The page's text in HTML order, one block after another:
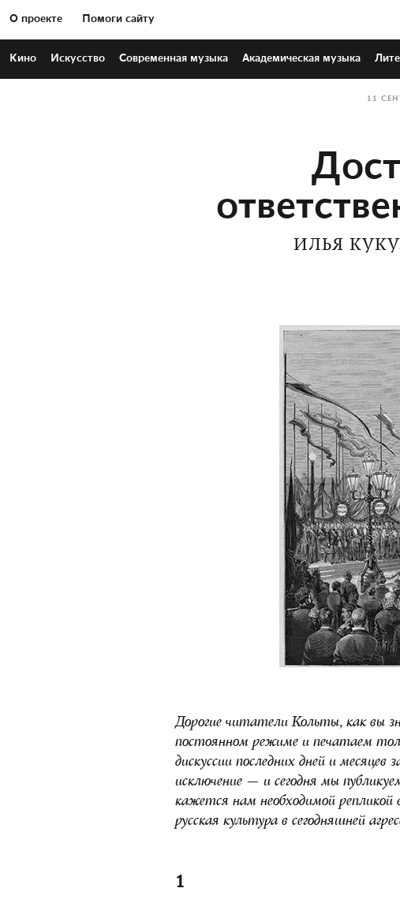
О проекте Помоги сайту
Кино Искусство Современная музыка Академическая музыка
11
ИЛЬЯ
Дорогие читатели Кольты, как вы
постоянном режиме и печатаем
дискуссии последних дней и
исключение — и сегодня мы
кажется нам необходимой репликой
русская культура в сегодняшней
1